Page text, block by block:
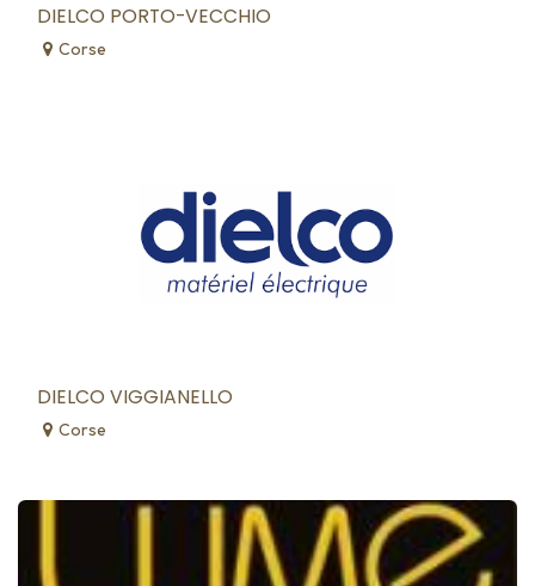
DIELCO PORTO-VECCHIO
Corse
DIELCO VIGGIANELLO
Corse